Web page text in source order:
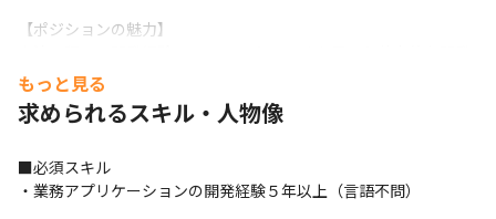
【ポジションの魅力】
体制のもと、要件定義な
どの上流工程から挑戦でき、スキルアップが可能です。
異文化の方とのチーム開発： オフショア会社との異文化コミュニ
でのチーム開発を経験・牽引することができます。
安定した長期キャリア形成： 親会社の主力介護パッケージ開発と
もっと見る
求められるスキル・人物像
■必須スキル
・業務アプリケーションの開発経験５年以上（言語不問）